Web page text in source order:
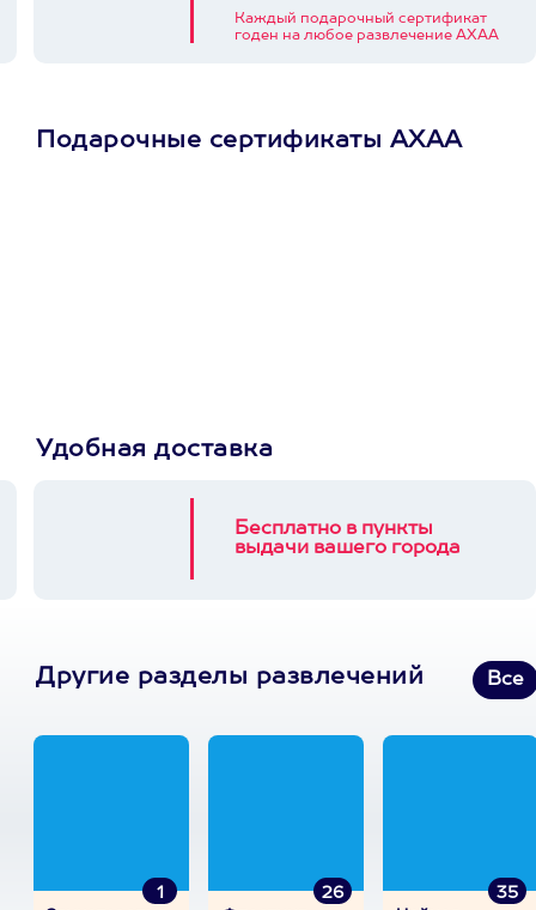
Каждый подарочный сертификат
годен на любое развлечение АХАА
Подарочные сертификаты АХАА
Удобная доставка
Бесплатно в пункты
выдачи вашего города
Другие разделы развлечений Все
1
26
35